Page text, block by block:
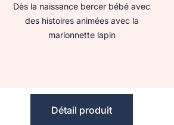
Dès la naissance bercer bébé avec
des histoires animées avec la
marionnette lapin
Détail produit